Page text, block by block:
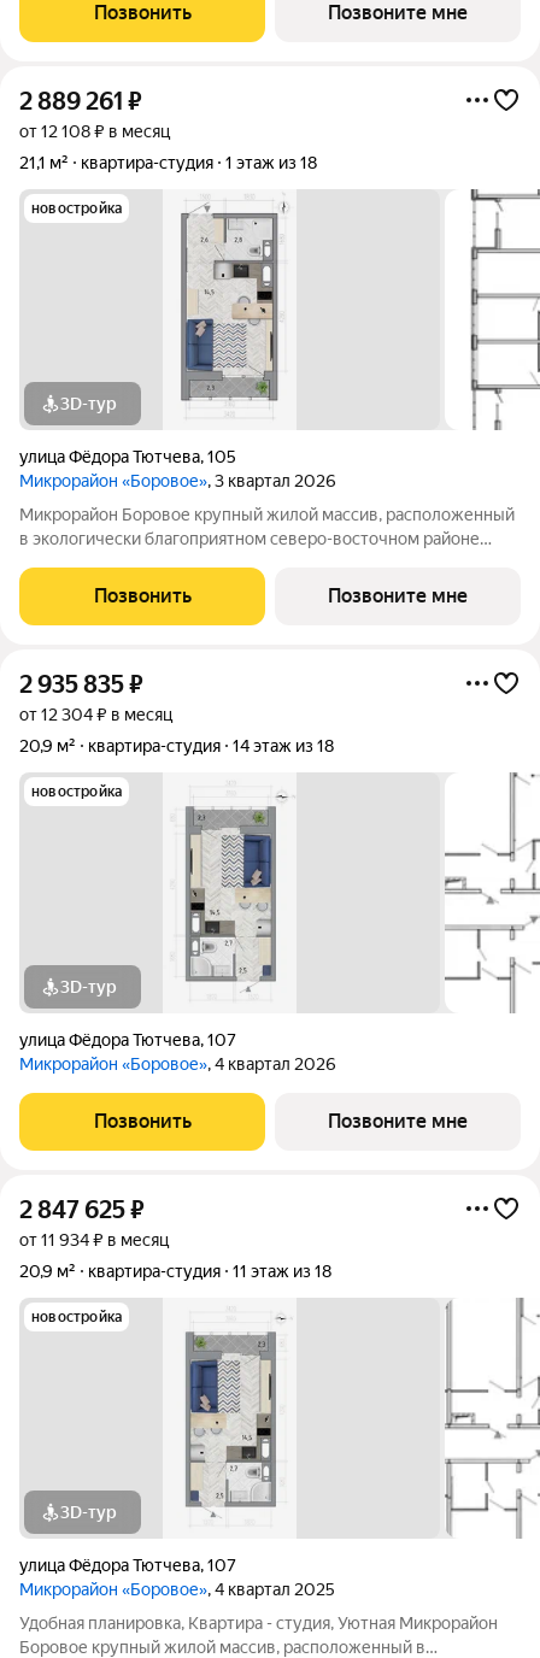
Позвонить Позвоните мне
2 889 261 ₽
от 12 108 ₽ в месяц
21,1 м²
квартира-студия 1 этаж из 18
новостройка
3D-тур
улица Фёдора Тютчева,105
Микрорайон «Боровое», 3 квартал 2026
Микрорайон Боровое крупный жилой массив, расположенный
в экологически благоприятном северо-восточном районе
инфраструктурой и сервисами и расположен в особенном,
живописном месте у реки по
Позвонить Позвоните мне
2 935 835₽
от 12 304 ₽ в месяц
20,9 м²
квартира-студия 14 этаж из 18
новостройка
3D-тур
улица Фёдора Тютчева,107
Микрорайон «Боровое», 4 квартал 2026
Позвонить Позвоните мне
2 847 625₽
от 11 934 ₽ в месяц
20,9 м²
квартира-студия 11 этаж из 18
новостройка
3D-тур
улица Фёдора Тютчева,107
Микрорайон «Боровое», 4 квартал 2025
Удобная планировка, Квартира - студия, Уютная Микрорайон
Боровое крупный жилой массив, расположенный в